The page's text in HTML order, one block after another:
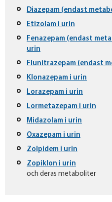
Diazepam (endast
Etizolam i urin
Fenazepam (endast
urin
Flunitrazepam (endast
Klonazepam i urin
Lorazepam i urin
Lormetazepam i urin
Midazolam i urin
Oxazepam i urin
Zolpidem i urin
Zopiklon i urin
och deras metaboliter